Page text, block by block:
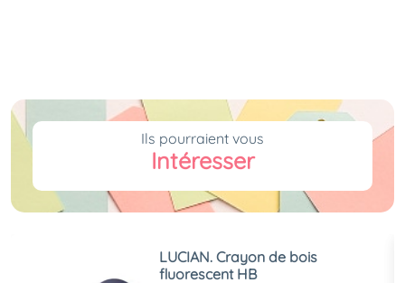
Ils pourraient vous
Intéresser
LUCIAN. Crayon de bois
fluorescent HB